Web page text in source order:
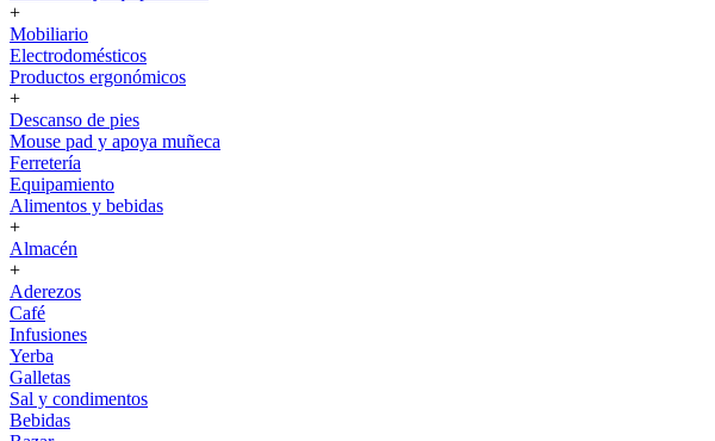
+
Mobiliario
Electrodomésticos
Productos ergonómicos
+
Descanso de pies
Mouse pad y apoya muñeca
Ferretería
Equipamiento
Alimentos y bebidas
+
Almacén
+
Aderezos
Café
Infusiones
Yerba
Galletas
Sal y condimentos
Bebidas